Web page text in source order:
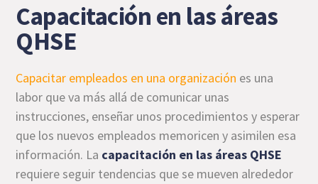
Capacitación en las áreas
QHSE
Capacitar empleados en una organización es una
labor que va más allá de comunicar unas
instrucciones, enseñar unos procedimientos y esperar
que los nuevos empleados memoricen y asimilen esa
información. La capacitación en las áreas QHSE
requiere seguir tendencias que se mueven alrededor